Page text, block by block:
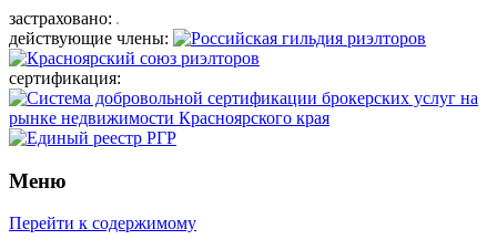
застраховано:
действующие члены:
сертификация:
Меню
Перейти к содержимому